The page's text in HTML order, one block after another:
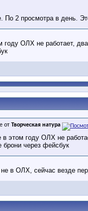
По 2 просмотра в день.
году ОЛХ не работает,
от Творческая натура
этом году ОЛХ не
брони через фейсбук
в ОЛХ, сейчас везде